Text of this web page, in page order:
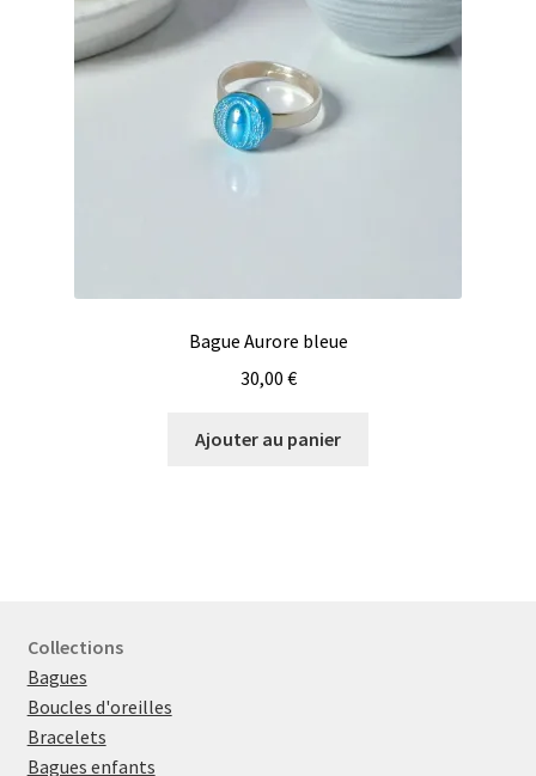
Bague Aurore bleue
30,00 €
Ajouter au panier
Collections
Bagues
Boucles d'oreilles
Bracelets
Bagues enfants